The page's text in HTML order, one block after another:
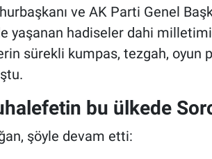
ve AK Parti Genel
yaşanan hadiseler dahi
sürekli kumpas, tezgah, oyun
bu ülkede
şöyle devam etti: